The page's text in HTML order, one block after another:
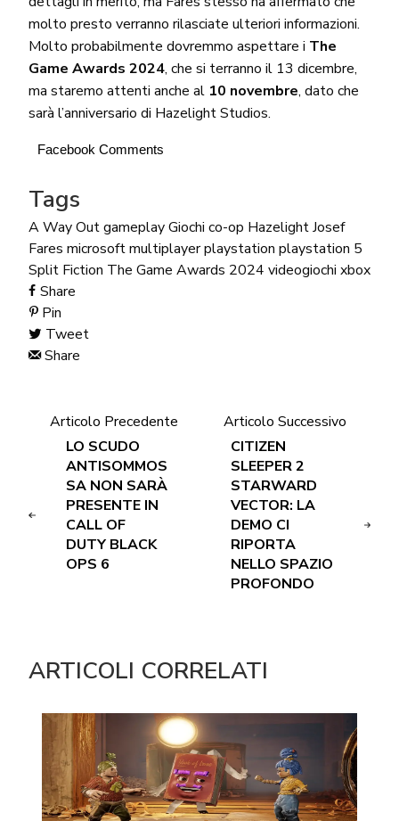
molto presto verranno rilasciate ulteriori informazioni.
Molto probabilmente dovremmo aspettare i The
Game Awards 2024, che si terranno il 13 dicembre,
ma staremo attenti anche al 10 novembre, dato che
sarà l’anniversario di Hazelight Studios.
Facebook Comments
Tags
A Way OutgameplayGiochi co-op HazelightJosef
Fares microsoftmultiplayerplaystation playstation 5
Split Fiction The Game Awards 2024 videogiochi xbox
Share
Pin
Tweet
Share
Articolo Precedente
LO SCUDO
ANTISOMMOS
SA NON SARÀ
PRESENTE IN
CALL OF
DUTY BLACK
OPS 6
Articolo Successivo
CITIZEN
SLEEPER 2
STARWARD
VECTOR: LA
DEMO CI
RIPORTA
NELLO SPAZIO
PROFONDO
ARTICOLI CORRELATI